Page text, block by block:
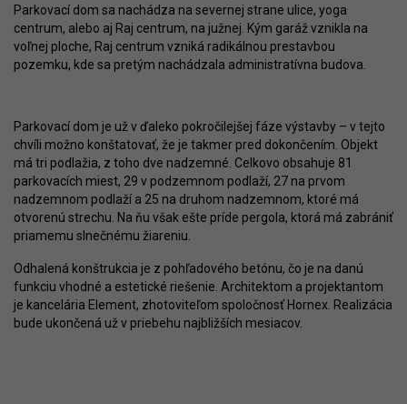
Parkovací dom sa nachádza na severnej strane ulice, yoga
centrum, alebo aj Raj centrum, na južnej. Kým garáž vznikla na
voľnej ploche, Raj centrum vzniká radikálnou prestavbou
pozemku, kde sa pretým nachádzala administratívna budova.
Parkovací dom je už v ďaleko pokročilejšej fáze výstavby – v tejto
chvíli možno konštatovať, že je takmer pred dokončením. Objekt
má tri podlažia, z toho dve nadzemné. Celkovo obsahuje 81
parkovacích miest, 29 v podzemnom podlaží, 27 na prvom
nadzemnom podlaží a 25 na druhom nadzemnom, ktoré má
otvorenú strechu. Na ňu však ešte príde pergola, ktorá má zabrániť
priamemu slnečnému žiareniu.
Odhalená konštrukcia je z pohľadového betónu, čo je na danú
funkciu vhodné a estetické riešenie. Architektom a projektantom
je kancelária Element, zhotoviteľom spoločnosť Hornex. Realizácia
bude ukončená už v priebehu najbližších mesiacov.